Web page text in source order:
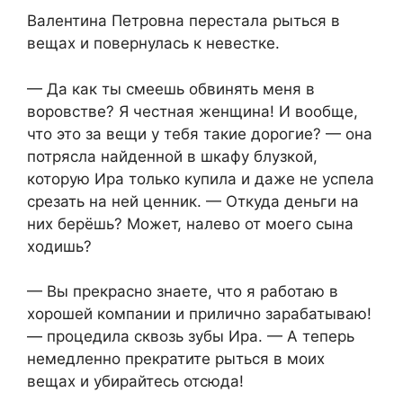
Валентина Петровна перестала рыться в
вещах и повернулась к невестке.
— Да как ты смеешь обвинять меня в
воровстве? Я честная женщина! И вообще,
что это за вещи у тебя такие дорогие? — она
потрясла найденной в шкафу блузкой,
которую Ира только купила и даже не успела
срезать на ней ценник. — Откуда деньги на
них берёшь? Может, налево от моего сына
ходишь?
— Вы прекрасно знаете, что я работаю в
хорошей компании и прилично зарабатываю!
— процедила сквозь зубы Ира. — А теперь
немедленно прекратите рыться в моих
вещах и убирайтесь отсюда!